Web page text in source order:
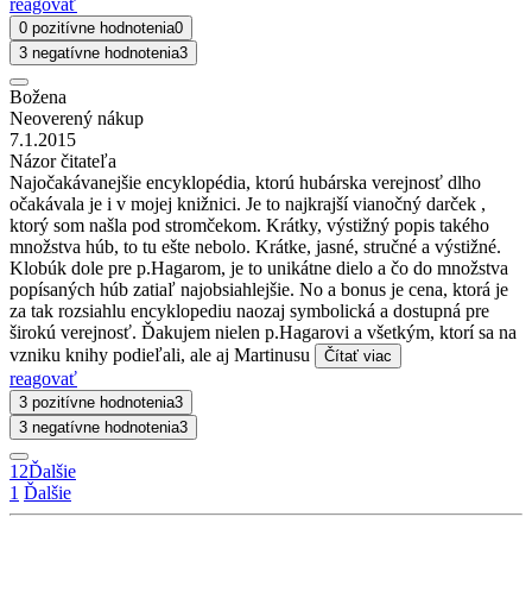
0 pozitívne hodnotenia0
3 negatívne hodnotenia3
Božena
Neoverený nákup
7.1.2015
Názor čitateľa
Najočakávanejšie encyklopédia, ktorú hubárska verejnosť dlho
očakávala je i v mojej knižnici. Je to najkrajší vianočný darček ,
ktorý som našla pod stromčekom. Krátky, výstižný popis takého
množstva húb, to tu ešte nebolo. Krátke, jasné, stručné a výstižné.
Klobúk dole pre p.Hagarom, je to unikátne dielo a čo do množstva
popísaných húb zatiaľ najobsiahlejšie. No a bonus je cena, ktorá je
za tak rozsiahlu encyklopediu naozaj symbolická a dostupná pre
širokú verejnosť. Ďakujem nielen p.Hagarovi a všetkým, ktorí sa na
vzniku knihy podieľali, ale aj Martinusu
Čítať viac
reagovať
3 pozitívne hodnotenia3
3 negatívne hodnotenia3
1 2Ďalšie
1 Ďalšie